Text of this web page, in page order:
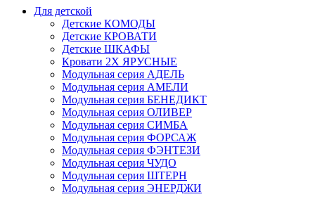
Для детской
Детские КОМОДЫ
Детские КРОВАТИ
Детские ШКАФЫ
Кровати 2Х ЯРУСНЫЕ
Модульная серия АДЕЛЬ
Модульная серия АМЕЛИ
Модульная серия БЕНЕДИКТ
Модульная серия ОЛИВЕР
Модульная серия СИМБА
Модульная серия ФОРСАЖ
Модульная серия ФЭНТЕЗИ
Модульная серия ЧУДО
Модульная серия ШТЕРН
Модульная серия ЭНЕРДЖИ